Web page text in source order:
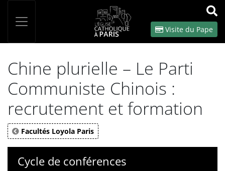
OK
Visite du Pape
Chine plurielle – Le Parti
Communiste Chinois :
recrutement et formation
Facultés Loyola Paris
Cycle de conférences
Panneau de gestion des cookies